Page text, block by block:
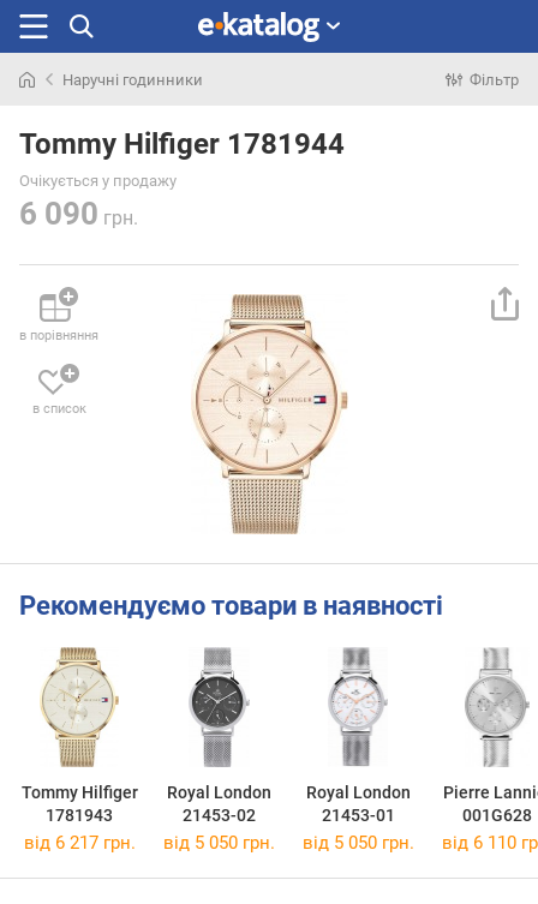
раніше
Наручні годинники Фільтр
Tommy Hilfiger 1781944
Очікується у продажу
6 090 грн.
в порівняння
в список
Рекомендуємо товари в наявності
Tommy Hilfiger
1781943
Royal London
21453-02
Royal London
21453-01
Pierre
001G628
від 6 217 грн. від 5 050 грн. від 5 050 грн. від 6 110